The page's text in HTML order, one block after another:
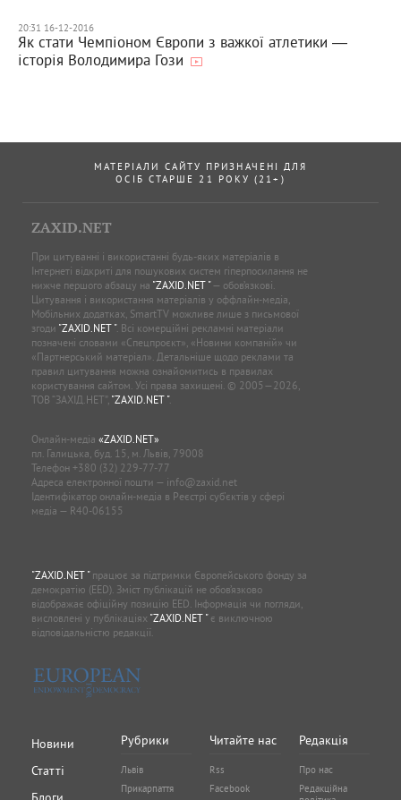
20:31 16-12-2016
Як стати Чемпіоном Європи з важкої атлетики ―
історія Володимира Гози
МАТЕРІАЛИ САЙТУ ПРИЗНАЧЕНІ ДЛЯ
ОСІБ СТАРШЕ 21 РОКУ (21+)
ZAXID.NET
При цитуванні і використанні будь-яких матеріалів в
Інтернеті відкриті для пошукових систем гіперпосилання не
нижче першого абзацу на "ZAXID.NET "— обов’язкові.
Цитування і використання матеріалів у оффлайн-медіа,
Мобільних додатках, SmartTV можливе лише з письмової
згоди "ZAXID.NET ". Всі комерційні рекламні матеріали
позначені словами «Спецпроєкт», «Новини компаній» чи
«Партнерський матеріал». Детальніше щодо реклами та
правил цитування можна ознайомитись в правилах
користування сайтом. Усі права захищені. © 2005—2026,
ТОВ “ЗАХІД.НЕТ”, "ZAXID.NET ".
Онлайн-медіа «ZAXID.NET»
пл. Галицька, буд. 15, м. Львів, 79008
Телефон +380 (32) 229-77-77
Адреса електронної пошти — info@zaxid.net
Ідентифікатор онлайн-медіа в Реєстрі суб'єктів у сфері
медіа — R40-06155
"ZAXID.NET "працює за підтримки Європейського фонду за
демократію (EED). Зміст публікацій не обов’язково
відображає офіційну позицію EED. Інформація чи погляди,
висловлені у публікаціях "ZAXID.NET "є виключною
відповідальністю редакції.
Новини
Статті
Рубрики
Львів
Прикарпаття
Читайте нас
Rss
Facebook
Редакція
Про нас
Редакційна